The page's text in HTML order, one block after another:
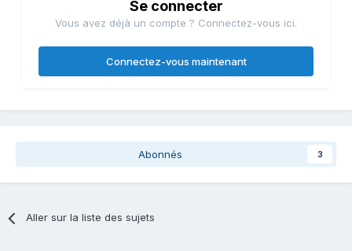
Se connecter
Vous avez déjà un compte ? Connectez-vous ici.
Connectez-vous maintenant
Abonnés 3
Aller sur la liste des sujets